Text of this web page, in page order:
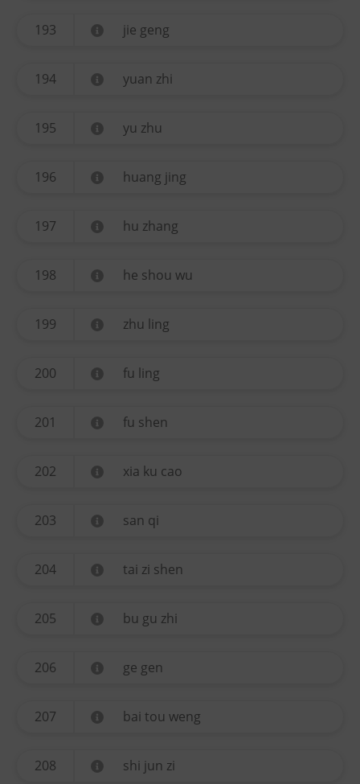
193 jie geng
194 yuan zhi
195 yu zhu
196 huang jing
197 hu zhang
198 he shou wu
199 zhu ling
200 fu ling
201 fu shen
202 xia ku cao
203 san qi
204 tai zi shen
205 bu gu zhi
206 ge gen
207 bai tou weng
208 shi jun zi